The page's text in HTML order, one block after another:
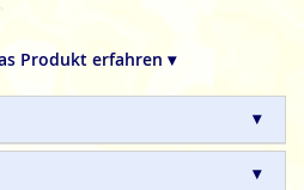
im Herzen liegt, verändern wir
alle Grenzen.
sind aus 100%
Handarbeit hergestellte
Produkt erfahren ▾